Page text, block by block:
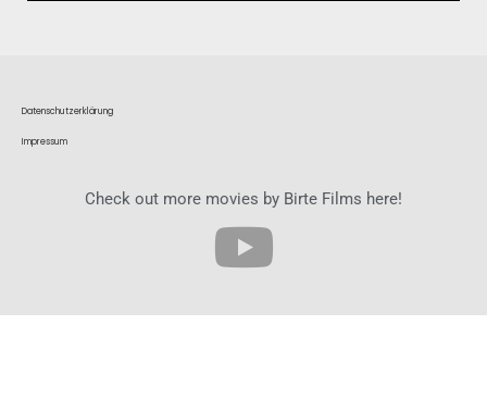
Datenschutzerklärung
Impressum
Check out more movies by Birte Films here!